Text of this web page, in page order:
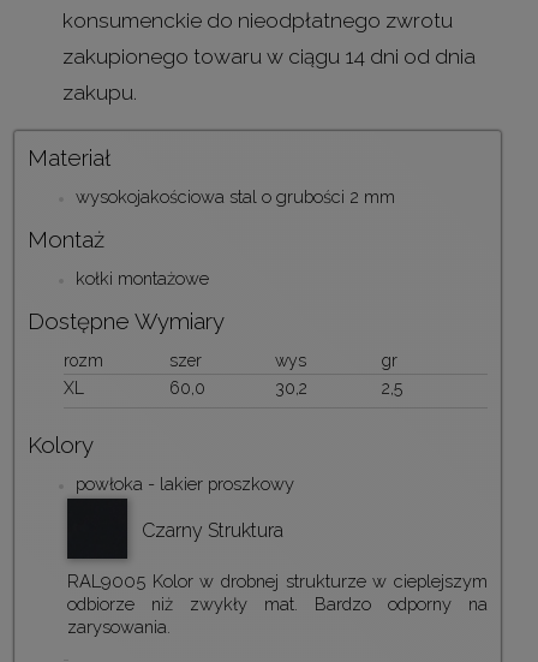
konsumenckie do nieodpłatnego zwrotu
zakupionego towaru w ciągu 14 dni od dnia
zakupu.
Materiał
wysokojakościowa stal o grubości 2 mm
Montaż
kołki montażowe
Dostępne Wymiary
rozm szer wys
gr
XL
60,0 30,2 2,5
Kolory
powłoka - lakier proszkowy
Czarny Struktura
RAL9005 Kolor w drobnej strukturze w cieplejszym
odbiorze niż zwykły mat. Bardzo odporny na
zarysowania.